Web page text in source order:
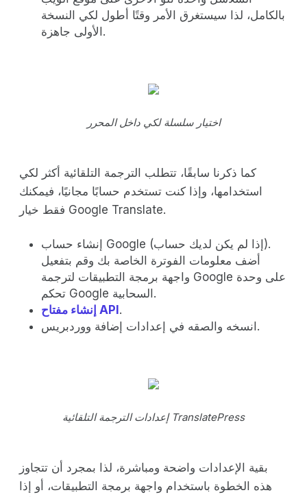
بالكامل، لذا سيستغرق الأمر وقتًا أطول لكي النسخة
الأولى جاهزة.
اختيار سلسلة لكي داخل المحرر
كما ذكرنا سابقًا، تتطلب الترجمة التلقائية أكثر لكي
استخدامها، وإذا كنت تستخدم حسابًا مجانيًا، فيمكنك
فقط خيار Google Translate.
إنشاء حساب Google (إذا لم يكن لديك حساب).
أضف معلومات الفوترة الخاصة بك وقم بتفعيل
واجهة برمجة التطبيقات لترجمة Google على وحدة
تحكم Google السحابية.
إنشاء مفتاح API .
انسخه والصقه في إعدادات إضافة ووردبريس.
إعدادات الترجمة التلقائية TranslatePress
بقية الإعدادات واضحة ومباشرة، لذا بمجرد أن تتجاوز
هذه الخطوة باستخدام واجهة برمجة التطبيقات، أو إذا